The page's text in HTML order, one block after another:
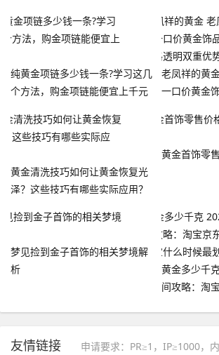
纯黄金项链多少钱一条?学习这几
个方法，购金项链能便宜上千元
老凤祥的黄
一口价黄金
黄金清洗技巧如何让黄金恢复光
泽？这些技巧有哪些实际应用？
黄金首饰零
梦见捡到金子首饰的相关梦境解
析
黄金多少千
间攻略：淘
友情链接
申请要求：PR≥1，IP≥1000，